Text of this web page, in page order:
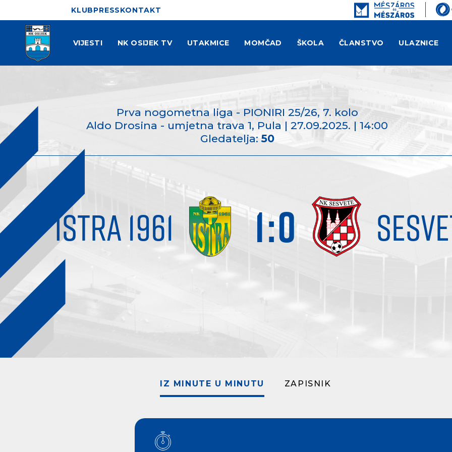
KLUBPRESSKONTAKT
VIJESTI NK OSIJEK TV UTAKMICE MOMČAD ŠKOLA ČLANSTVO ULAZNICE
Prva nogometna liga - PIONIRI 25/26, 7. kolo
Aldo Drosina - umjetna trava 1, Pula | 27.09.2025. | 14:00
Gledatelja:50
ISTRA 1961 1:0
IZ MINUTE U MINUTU ZAPISNIK